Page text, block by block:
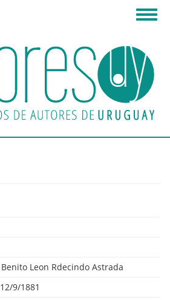
Benito Leon Rdecindo Astrada
12/9/1881